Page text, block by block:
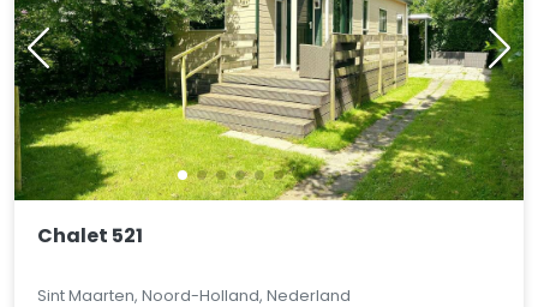
Chalet 521
Sint Maarten, Noord-Holland, Nederland